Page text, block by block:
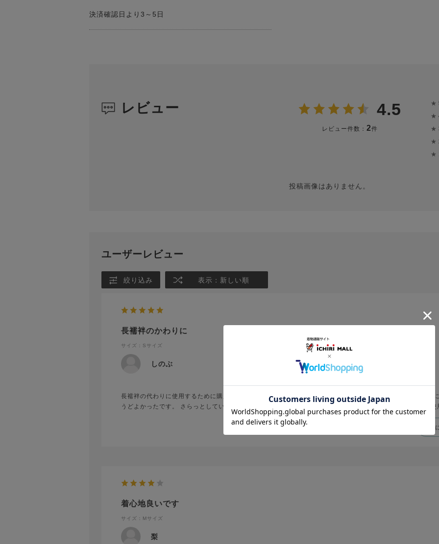
決済確認日より3～5日
レビュー 4.5
レビュー件数： 2件
★
★
★
★
★
投稿画像はありません。
ユーザーレビュー
絞り込み 表示：新しい順
長襦袢のかわりに
サイズ：Sサイズ
しのぶ
長襦袢の代わりに使用するために購入しました。 私の身長は155cmなので、Mサイズと迷いましたがSサイズ
うどよかったです。 さらっとしていて気持ちいいいです。 一緒にうそつき衿と袖も購入したので、合わせて使
参考
着心地良いです
サイズ：Mサイズ
梨